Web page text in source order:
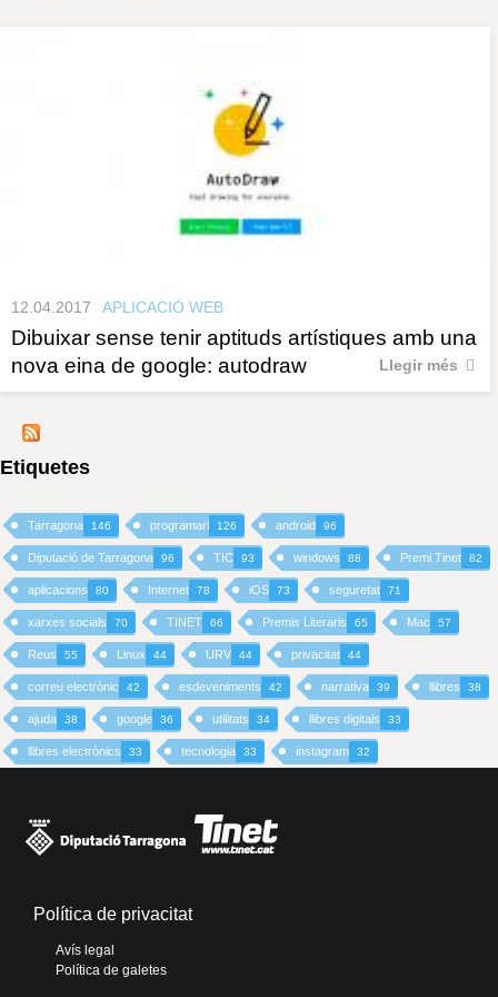
12.04.2017 APLICACIÓ WEB
Dibuixar sense tenir aptituds artístiques amb una
nova eina de google: autodraw
Llegir més
Etiquetes
Tarragona 146 programari 126 android 96
Diputació de Tarragona 96 TIC 93 windows 88 Premi Tinet 82
aplicacions 80 Internet 78 iOS 73 seguretat 71
xarxes socials 70 TINET 66 Premis Literaris 65 Mac 57
Reus 55 Linux 44 URV 44 privacitat 44
correu electrònic 42 esdeveniments 42 narrativa 39 llibres 38
ajuda 38 google 36 utilitats 34 llibres digitals 33
llibres electrònics 33 tecnologia 33 instagram 32
Política de privacitat
Avís legal
Política de galetes